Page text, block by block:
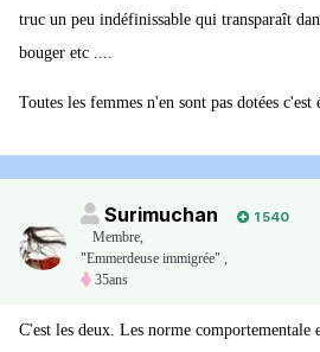
truc un peu indéfinissable qui transparaît
bouger etc ....
Toutes les femmes n'en sont pas dotées c'est
Surimuchan
1 540
Membre
"Emmerdeuse immigrée" ,
35ans
C'est les deux. Les norme comportementale